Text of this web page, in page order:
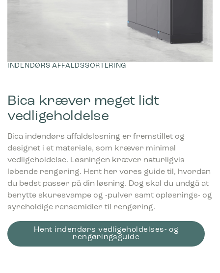
INDENDØRS AFFALDSSORTERING
Bica kræver meget lidt
vedligeholdelse
Bica indendørs affaldsløsning er fremstillet og
designet i et materiale, som kræver minimal
vedligeholdelse. Løsningen kræver naturligvis
løbende rengøring. Hent her vores guide til, hvordan
du bedst passer på din løsning. Dog skal du undgå at
benytte skuresvampe og -pulver samt opløsnings- og
syreholdige rensemidler til rengøring.
Hent indendørs vedligeholdelses- og
rengøringsguide